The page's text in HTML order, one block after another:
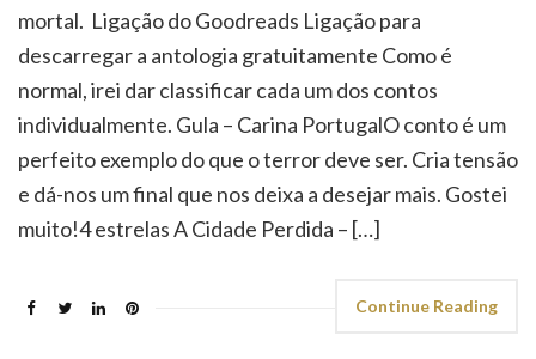
mortal. Ligação do Goodreads Ligação para
descarregar a antologia gratuitamente Como é
normal, irei dar classificar cada um dos contos
individualmente. Gula – Carina PortugalO conto é um
perfeito exemplo do que o terror deve ser. Cria tensão
e dá-nos um final que nos deixa a desejar mais. Gostei
muito!4 estrelas A Cidade Perdida – […]
Continue Reading